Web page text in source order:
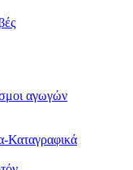
αγωγών
Καταγραφικά